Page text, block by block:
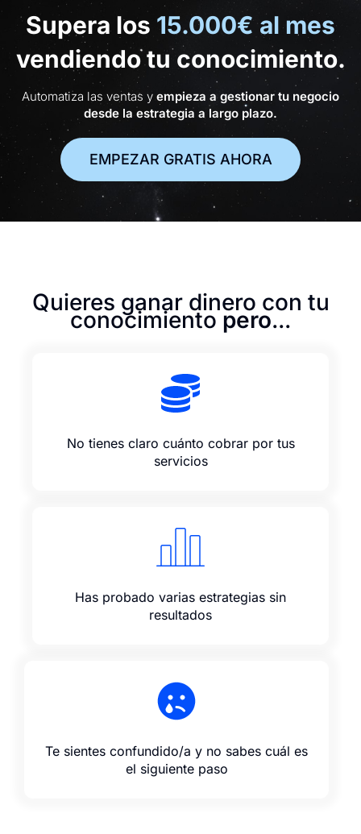
Supera los 15.000€ al mes
vendiendo tu conocimiento.
Automatiza las ventas y empieza a gestionar tu negocio
desde la estrategia a largo plazo.
EMPEZAR GRATIS AHORA
Quieres ganar dinero con tu
conocimiento pero...
No tienes claro cuánto cobrar por tus
servicios
Has probado varias estrategias sin
resultados
Te sientes confundido/a y no sabes cuál es
el siguiente paso